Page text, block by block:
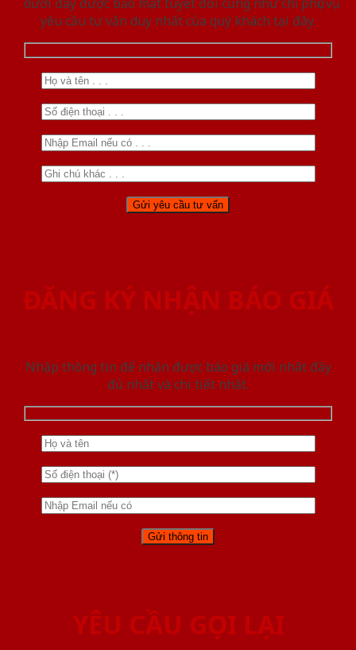
yêu cầu tư vấn duy nhất của quý khách tại đây.
ĐĂNG KÝ NHẬN BÁO GIÁ
Nhập thông tin để nhận được báo giá mới nhât đầy
đủ nhất và chi tiết nhất.
YÊU CẦU GỌI LẠI